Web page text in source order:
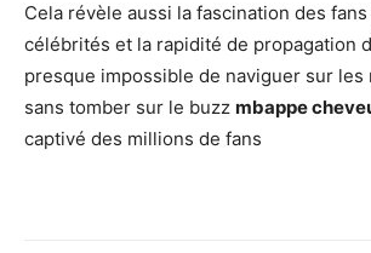
Cela révèle aussi la fascination des
célébrités et la rapidité de propagation
presque impossible de naviguer sur les
sans tomber sur le buzz mbappe
captivé des millions de fans